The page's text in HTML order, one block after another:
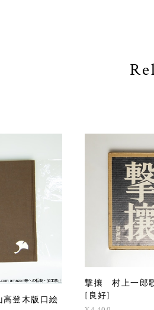
登木版口絵
撃攘 村上一
[良好]